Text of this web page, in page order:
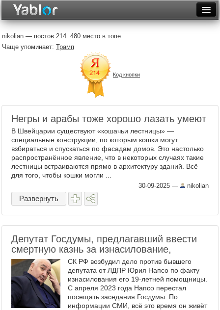
Месяц
Рейтинги
Архив
Видеотоп
nikolian — постов 214. 480 место в топе
Чаще упоминает: Трамп
Код кнопки
Негры и арабы тоже хорошо лазать умеют
В Швейцарии существуют «кошачьи лестницы» —
специальные конструкции, по которым кошки могут
взбираться и спускаться по фасадам домов. Это настолько
распространённое явление, что в некоторых случаях такие
лестницы встраиваются прямо в архитектуру зданий. Всё
для того, чтобы кошки могли ...
30-09-2025 — nikolian
Развернуть
Депутат Госдумы, предлагавший ввести
смертную казнь за изнасилование,
СК РФ возбудил дело против бывшего
депутата от ЛДПР Юрия Напсо по факту
изнасилования его 19-летней помощницы.
С апреля 2023 года Напсо перестал
посещать заседания Госдумы. По
информации СМИ, всё это время он живёт